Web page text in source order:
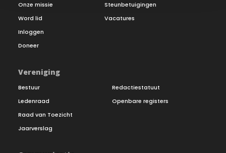
Onze missie
Word lid
Inloggen
Doneer
Steunbetuigingen
Vacatures
Vereniging
Bestuur
Ledenraad
Raad van Toezicht
Jaarverslag
Redactiestatuut
Openbare registers